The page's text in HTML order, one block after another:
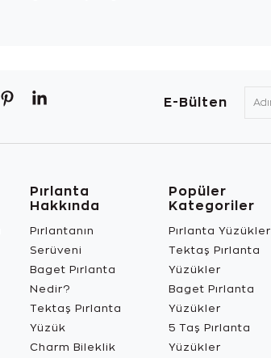
E-Bülten
Pırlanta
Hakkında
Pırlantanın
Serüveni
Baget Pırlanta
Nedir?
Tektaş Pırlanta
Yüzük
Charm Bileklik
Popüler
Kategoriler
Pırlanta Yüzükler
Tektaş Pırlanta
Yüzükler
Baget Pırlanta
Yüzükler
5 Taş Pırlanta
Yüzükler